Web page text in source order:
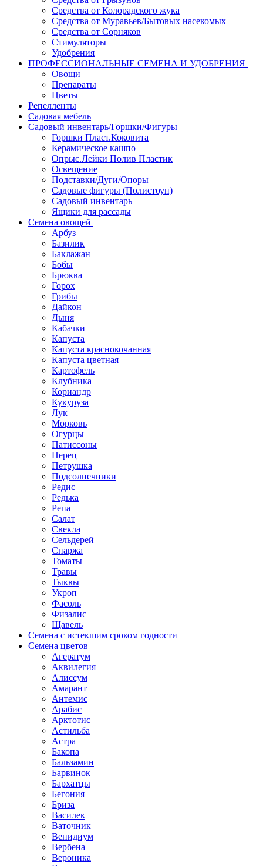
Средства от Колорадского жука
Средства от Муравьев/Бытовых насекомых
Средства от Сорняков
Стимуляторы
Удобрения
ПРОФЕССИОНАЛЬНЫЕ СЕМЕНА И УДОБРЕНИЯ
Овощи
Препараты
Цветы
Репелленты
Садовая мебель
Садовый инвентарь/Горшки/Фигуры
Горшки Пласт.Коковита
Керамическое кашпо
Опрыс.Лейки Полив Пластик
Освещение
Подставки/Дуги/Опоры
Садовые фигуры (Полистоун)
Садовый инвентарь
Ящики для рассады
Семена овощей
Арбуз
Базилик
Баклажан
Бобы
Брюква
Горох
Грибы
Дайкон
Дыня
Кабачки
Капуста
Капуста краснокочанная
Капуста цветная
Картофель
Клубника
Кориандр
Кукуруза
Лук
Морковь
Огурцы
Патиссоны
Перец
Петрушка
Подсолнечники
Редис
Редька
Репа
Салат
Свекла
Сельдерей
Спаржа
Томаты
Травы
Тыквы
Укроп
Фасоль
Физалис
Щавель
Семена с истекшим сроком годности
Семена цветов
Агератум
Аквилегия
Алиссум
Амарант
Антемис
Арабис
Арктотис
Астильба
Астра
Бакопа
Бальзамин
Барвинок
Бархатцы
Бегония
Бриза
Василек
Ваточник
Венидиум
Вербена
Вероника